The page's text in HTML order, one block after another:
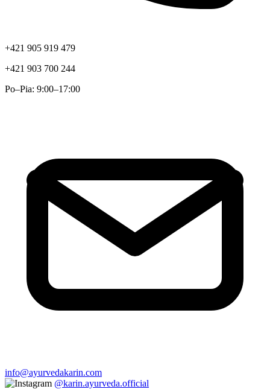
+421 905 919 479
+421 903 700 244
Po–Pia: 9:00–17:00
info@ayurvedakarin.com
@karin.ayurveda.official